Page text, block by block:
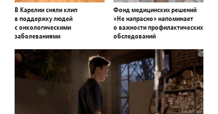
В Карелии сняли клип
в поддержку людей
с онкологическими
заболеваниями
Фонд медицинских решений
«Не напрасно» напоминает
о важности профилактических
обследований